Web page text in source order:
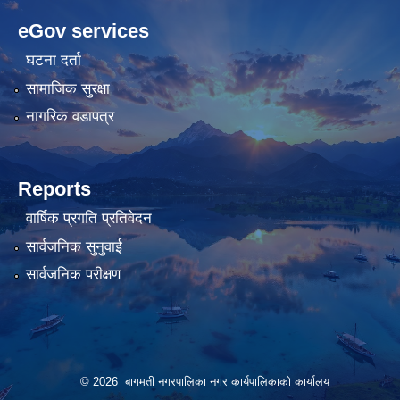
bahis
siteleri
bahis
siteleri
eGov services
घटना दर्ता
सामाजिक सुरक्षा
नागरिक वडापत्र
Reports
वार्षिक प्रगति प्रतिवेदन
सार्वजनिक सुनुवाई
सार्वजनिक परीक्षण
© 2026 बागमती नगरपालिका नगर कार्यपालिकाको कार्यालय